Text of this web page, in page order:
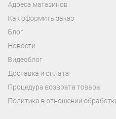
Адреса магазинов
Как оформить заказ
Блог
Новости
Видеоблог
Доставка и оплата
Процедура возврата товара
Политика в отношении